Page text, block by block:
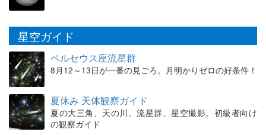
星空ガイド
ペルセウス座流星群
8月12～13日が一番の見ごろ。月明かりゼロの好条件！
夏休み 天体観察ガイド
夏の大三角、天の川、流星群、星空撮影。初級者向け
の観察ガイド